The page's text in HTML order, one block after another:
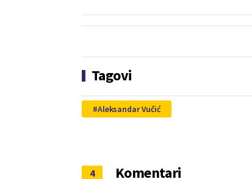
Tagovi
Aleksandar Vučić
Komentari
4